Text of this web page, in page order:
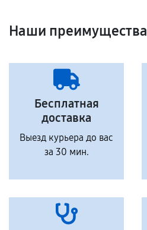
Наши преимущества
Бесплатная
доставка
Выезд курьера до вас
за 30 мин.